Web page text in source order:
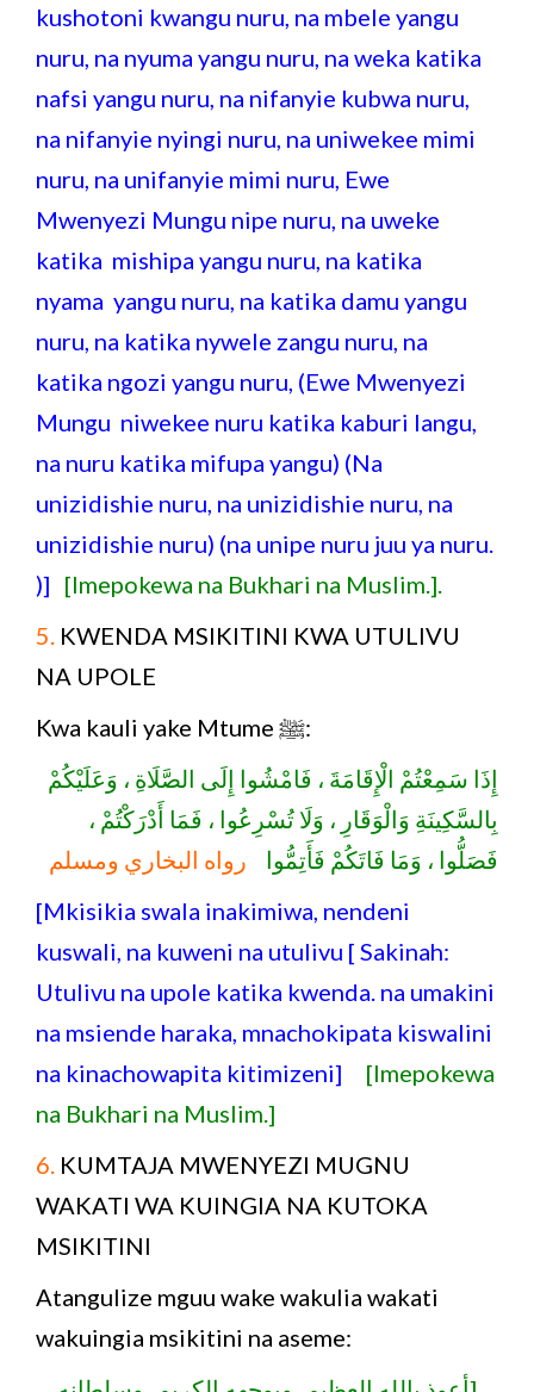
kushotoni kwangu nuru, na mbele yangu
nuru, na nyuma yangu nuru, na weka katika
nafsi yangu nuru, na nifanyie kubwa nuru,
na nifanyie nyingi nuru, na uniwekee mimi
nuru, na unifanyie mimi nuru, Ewe
Mwenyezi Mungu nipe nuru, na uweke
katika mishipa yangu nuru, na katika
nyama yangu nuru, na katika damu yangu
nuru, na katika nywele zangu nuru, na
katika ngozi yangu nuru, (Ewe Mwenyezi
Mungu niwekee nuru katika kaburi langu,
na nuru katika mifupa yangu) (Na
unizidishie nuru, na unizidishie nuru, na
unizidishie nuru) (na unipe nuru juu ya nuru.
)] [Imepokewa na Bukhari na Muslim.].
5. KWENDA MSIKITINI KWA UTULIVU
NA UPOLE
Kwa kauli yake Mtume ﷺ:
إِذَا سَمِعْتُمْ الْإِقَامَةَ ، فَامْشُوا إِلَى الصَّلَاةِ ، وَعَلَيْكُمْ
بِالسَّكِينَةِ وَالْوَقَارِ ، وَلَا تُسْرِعُوا ، فَمَا أَدْرَكْتُمْ ،
فَصَلُّوا ، وَمَا فَاتَكُمْ فَأَتِمُّوا
رواه البخاري ومسلم
[Mkisikia swala inakimiwa, nendeni
kuswali, na kuweni na utulivu [ Sakinah:
Utulivu na upole katika kwenda. na umakini
na msiende haraka, mnachokipata kiswalini
na kinachowapita kitimizeni] [Imepokewa
na Bukhari na Muslim.]
6. KUMTAJA MWENYEZI MUGNU
WAKATI WA KUINGIA NA KUTOKA
MSIKITINI
Atangulize mguu wake wakulia wakati
wakuingia msikitini na aseme: